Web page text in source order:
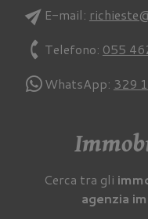
sendE-mail:
phoneTelefono: 055
WhatsApp: 329
Cerca tra gli
agenzia